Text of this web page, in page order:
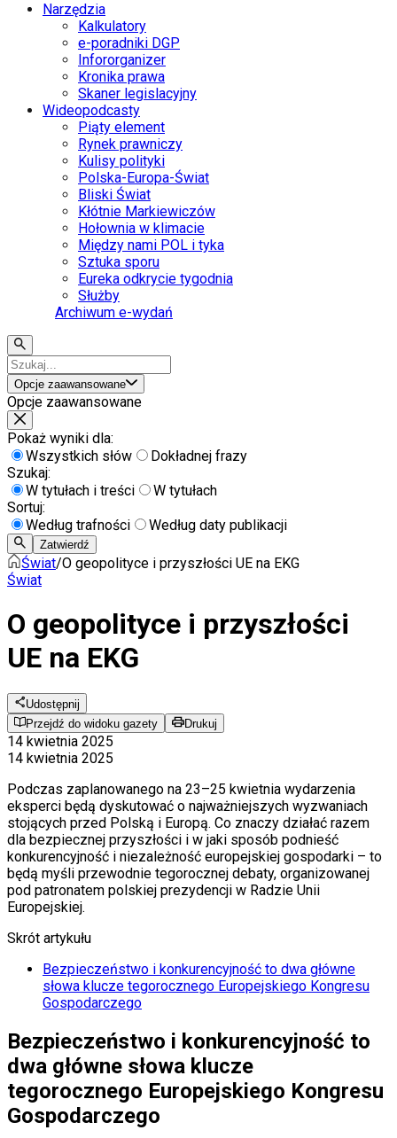
Narzędzia
Kalkulatory
e-poradniki DGP
Infororganizer
Kronika prawa
Skaner legislacyjny
Wideopodcasty
Piąty element
Rynek prawniczy
Kulisy polityki
Polska-Europa-Świat
Bliski Świat
Kłótnie Markiewiczów
Hołownia w klimacie
Między nami POL i tyka
Sztuka sporu
Eureka odkrycie tygodnia
Służby
Archiwum e-wydań
Opcje zaawansowane
Opcje zaawansowane
Pokaż wyniki dla:
Wszystkich słów
Dokładnej frazy
Szukaj:
W tytułach i treści
W tytułach
Sortuj:
Według trafności
Według daty publikacji
Zatwierdź
Świat/O geopolityce i przyszłości UE na EKG
Świat
O geopolityce i przyszłości
UE na EKG
Udostępnij
Przejdź do widoku gazety
Drukuj
14 kwietnia 2025
14 kwietnia 2025
Podczas zaplanowanego na 23–25 kwietnia wydarzenia
eksperci będą dyskutować o najważniejszych wyzwaniach
stojących przed Polską i Europą. Co znaczy działać razem
dla bezpiecznej przyszłości i w jaki sposób podnieść
konkurencyjność i niezależność europejskiej gospodarki – to
będą myśli przewodnie tegorocznej debaty, organizowanej
pod patronatem polskiej prezydencji w Radzie Unii
Europejskiej.
Skrót artykułu
Bezpieczeństwo i konkurencyjność to dwa główne
słowa klucze tegorocznego Europejskiego Kongresu
Gospodarczego
Bezpieczeństwo i konkurencyjność to
dwa główne słowa klucze
tegorocznego Europejskiego Kongresu
Gospodarczego